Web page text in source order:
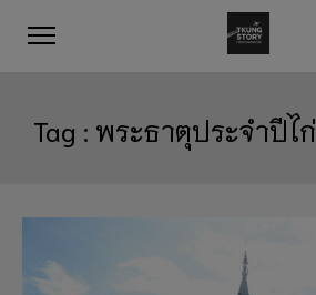
Tag : พระธาตุประจำปีไก่